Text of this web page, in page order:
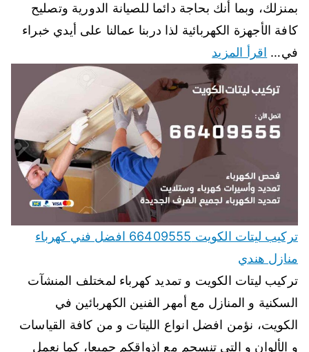
بمنزلك، وبما أنك بحاجة دائما للصيانة الدورية وتصليح
كافة الأجهزة الكهربائية لذا دربنا عمالنا على أيدي خبراء
في… اقرأ المزيد
تركيب ليتات الكويت 66409555 افضل فني كهرباء
منازل هندي
تركيب ليتات الكويت و تمديد كهرباء لمختلف المنشآت
السكنية و المنازل مع أمهر الفنين الكهربائين في
الكويت، نؤمن افضل انواع الليتات و من كافة القياسات
و الألوان و التي تنسجم مع اذواقكم جميعا، كما نعمل